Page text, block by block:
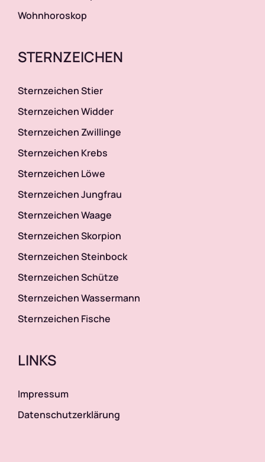
Wohnhoroskop
STERNZEICHEN
Sternzeichen Stier
Sternzeichen Widder
Sternzeichen Zwillinge
Sternzeichen Krebs
Sternzeichen Löwe
Sternzeichen Jungfrau
Sternzeichen Waage
Sternzeichen Skorpion
Sternzeichen Steinbock
Sternzeichen Schütze
Sternzeichen Wassermann
Sternzeichen Fische
LINKS
Impressum
Datenschutzerklärung